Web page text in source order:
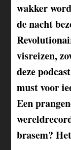
wakker
de nacht
visreizen,
deze
must voor
Een
brasem?